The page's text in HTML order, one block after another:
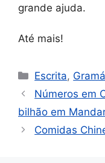
grande ajuda.
Até mais!
Categorias
Escrita,
Números em
bilhão em
Comidas